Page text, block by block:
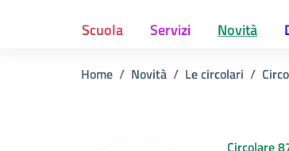
Scuola Servizi Novità
Home Novità Le circolari
Circolare